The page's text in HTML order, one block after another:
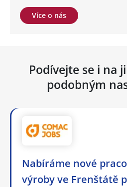
Více o nás
Podívejte se i na
podobným
Nabíráme nové
výroby ve Frenštátě